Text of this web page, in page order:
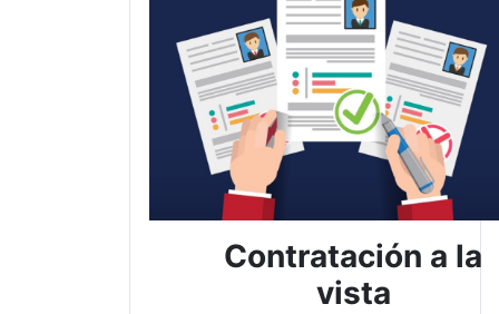
Contratación a la
vista